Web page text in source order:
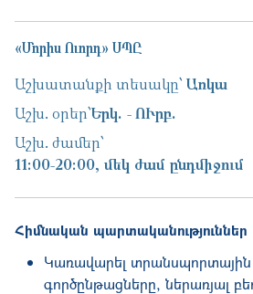
«Մորիս Ուորդ» ՍՊԸ
Աշխատանքի տեսակը՝ Առկա
Աշխ. օրեր՝Երկ. ՈՒրբ.
Աշխ. ժամեր՝
11։00-20։00, մեկ ժամ ընդմիջում
Հիմնական պարտականություններ
Կառավարել տրանսպորտային
գործընթացները, ներառյալ